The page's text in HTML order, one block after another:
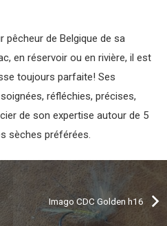
pêcheur de Belgique de sa
en réservoir ou en rivière, il est
toujours parfaite! Ses
réfléchies, précises,
de son expertise autour de 5
sèches préférées.
Imago CDC Golden h16